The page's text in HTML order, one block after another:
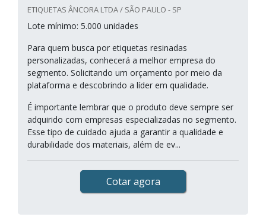
ETIQUETAS ÂNCORA LTDA / SÃO PAULO - SP
Lote mínimo: 5.000 unidades
Para quem busca por etiquetas resinadas
personalizadas, conhecerá a melhor empresa do
segmento. Solicitando um orçamento por meio da
plataforma e descobrindo a líder em qualidade.
É importante lembrar que o produto deve sempre ser
adquirido com empresas especializadas no segmento.
Esse tipo de cuidado ajuda a garantir a qualidade e
durabilidade dos materiais, além de ev...
Cotar agora